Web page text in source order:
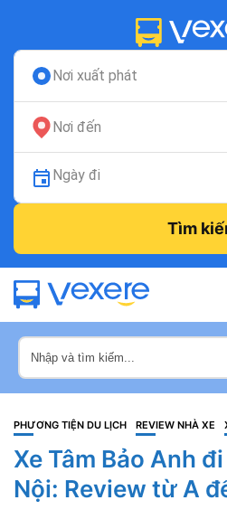
Nơi xuất phát
Nơi đến
Ngày đi
Tìm
PHƯƠNG TIỆN DU LỊCH REVIEW NHÀ XE
Xe Tâm Bảo Anh
Nội: Review từ A